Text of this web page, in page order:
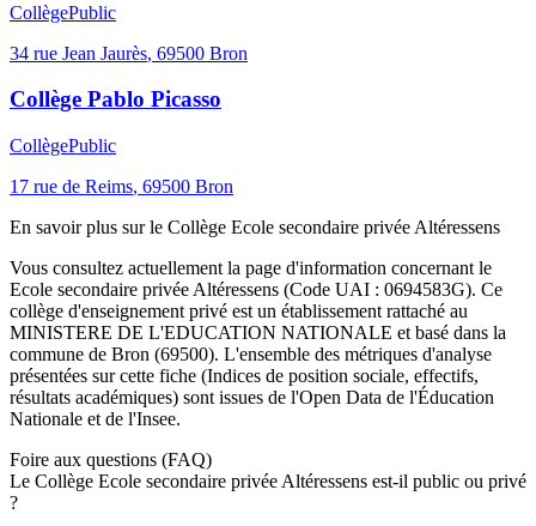
CollègePublic
34 rue Jean Jaurès, 69500 Bron
Collège Pablo Picasso
CollègePublic
17 rue de Reims, 69500 Bron
En savoir plus sur le Collège Ecole secondaire privée Altéressens
Vous consultez actuellement la page d'information concernant le
Ecole secondaire privée Altéressens (Code UAI : 0694583G). Ce
collège d'enseignement privé est un établissement rattaché au
MINISTERE DE L'EDUCATION NATIONALE et basé dans la
commune de Bron (69500). L'ensemble des métriques d'analyse
présentées sur cette fiche (Indices de position sociale, effectifs,
résultats académiques) sont issues de l'Open Data de l'Éducation
Nationale et de l'Insee.
Foire aux questions (FAQ)
Le Collège Ecole secondaire privée Altéressens est-il public ou privé
?